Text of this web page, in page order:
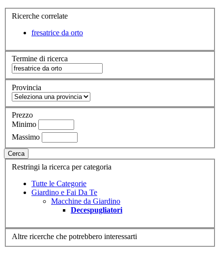
Ricerche correlate
fresatrice da orto
Termine di ricerca
Provincia
Prezzo
Minimo
Massimo
Cerca
Restringi la ricerca per categoria
Tutte le Categorie
Giardino e Fai Da Te
Macchine da Giardino
Decespugliatori
Altre ricerche che potrebbero interessarti